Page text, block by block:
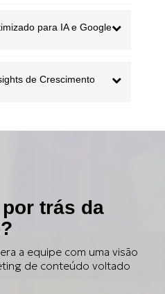
para IA e Google
de Crescimento
trás da
a equipe com uma visão
de conteúdo voltado